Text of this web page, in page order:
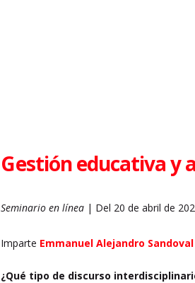
Gestión educativa y
Seminario en línea | Del 20 de abril de
Imparte Emmanuel Alejandro
¿Qué tipo de discurso